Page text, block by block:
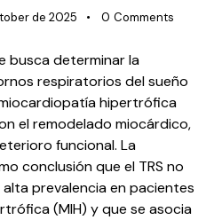
de 2025 0 Comments
busca determinar la
respiratorios del sueño
hipertrófica
el remodelado miocárdico,
funcional. La
conclusión que el TRS no
prevalencia en pacientes
(MIH) y que se asocia